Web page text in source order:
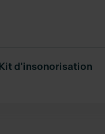
Kit d'insonorisation